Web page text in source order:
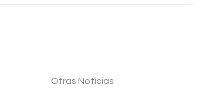
Otras Noticias